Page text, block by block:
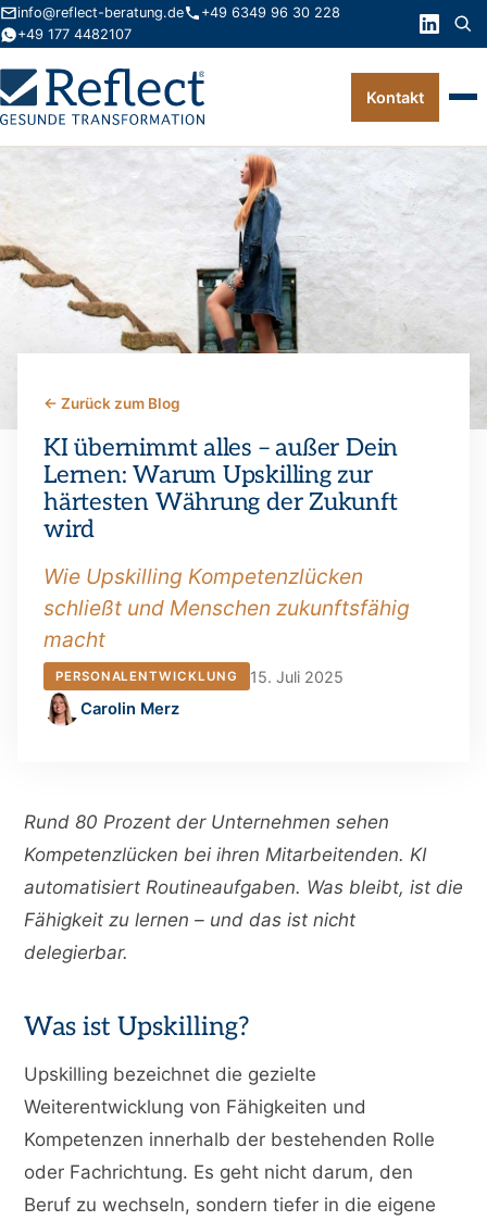
info@reflect-beratung.de
+49 6349 96 30 228
+49 177 4482107
Wissen
Kontakt
← Zurück zum Blog
KI übernimmt alles – außer Dein
Lernen: Warum Upskilling zur
härtesten Währung der Zukunft
wird
Wie Upskilling Kompetenzlücken
schließt und Menschen zukunftsfähig
macht
PERSONALENTWICKLUNG 15. Juli 2025
Carolin Merz
Rund 80 Prozent der Unternehmen sehen
Kompetenzlücken bei ihren Mitarbeitenden. KI
automatisiert Routineaufgaben. Was bleibt, ist die
Fähigkeit zu lernen – und das ist nicht
delegierbar.
Was ist Upskilling?
Upskilling bezeichnet die gezielte
Weiterentwicklung von Fähigkeiten und
Kompetenzen innerhalb der bestehenden Rolle
oder Fachrichtung. Es geht nicht darum, den
Beruf zu wechseln, sondern tiefer in die eigene